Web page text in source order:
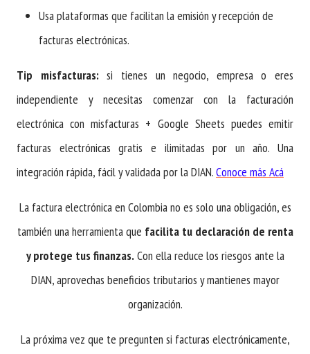
Usa plataformas que facilitan la emisión y recepción de
facturas electrónicas.
Tip misfacturas:si tienes un negocio, empresa o eres
independiente y necesitas comenzar con la facturación
electrónica con misfacturas + Google Sheets puedes emitir
facturas electrónicas gratis e ilimitadas por un año. Una
integración rápida, fácil y validada por la DIAN.Conoce más Acá
La factura electrónica en Colombia no es solo una obligación, es
también una herramienta que facilita tu declaración de renta
y protege tus finanzas.Con ella reduce los riesgos ante la
DIAN, aprovechas beneficios tributarios y mantienes mayor
organización.
La próxima vez que te pregunten si facturas electrónicamente,